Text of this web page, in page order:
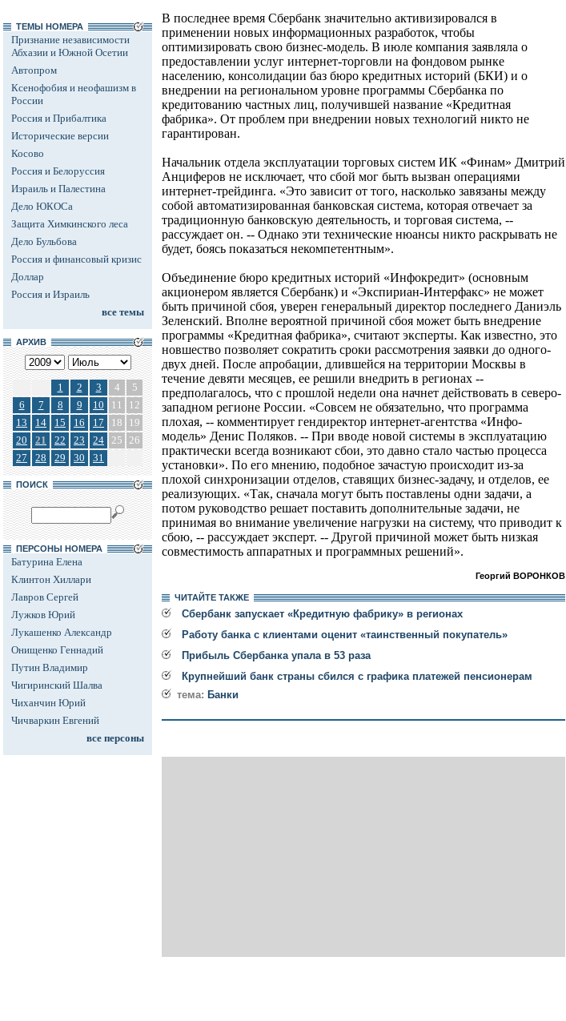
ТЕМЫ НОМЕРА
Признание независимости
Абхазии и Южной Осетии
Автопром
Ксенофобия и неофашизм в
России
Россия и Прибалтика
Исторические версии
Косово
Россия и Белоруссия
Израиль и Палестина
Дело ЮКОСа
Защита Химкинского леса
Дело Бульбова
Россия и финансовый кризис
Доллар
Россия и Израиль
все темы
АРХИВ
1 2 3 4
5
6
7 8 9 10 11
12
13
14 15 16 17 18
19
20
21 22 23 24 25 26
27
28 29 30 31
ПОИСК
ПЕРСОНЫ НОМЕРА
Батурина Елена
Клинтон Хиллари
Лавров Сергей
Лужков Юрий
Лукашенко Александр
Онищенко Геннадий
Путин Владимир
Чигиринский Шалва
Чиханчин Юрий
Чичваркин Евгений
все персоны
В последнее время Сбербанк значительно активизировался в
применении новых информационных разработок, чтобы
оптимизировать свою бизнес-модель. В июле компания заявляла о
предоставлении услуг интернет-торговли на фондовом рынке
населению, консолидации баз бюро кредитных историй (БКИ) и о
внедрении на региональном уровне программы Сбербанка по
кредитованию частных лиц, получившей название «Кредитная
фабрика». От проблем при внедрении новых технологий никто не
гарантирован.
Начальник отдела эксплуатации торговых систем ИК «Финам» Дмитрий
Анциферов не исключает, что сбой мог быть вызван операциями
интернет-трейдинга. «Это зависит от того, насколько завязаны между
собой автоматизированная банковская система, которая отвечает за
традиционную банковскую деятельность, и торговая система, --
рассуждает он. -- Однако эти технические нюансы никто раскрывать не
будет, боясь показаться некомпетентным».
Объединение бюро кредитных историй «Инфокредит» (основным
акционером является Сбербанк) и «Экспириан-Интерфакс» не может
быть причиной сбоя, уверен генеральный директор последнего Даниэль
Зеленский. Вполне вероятной причиной сбоя может быть внедрение
программы «Кредитная фабрика», считают эксперты. Как известно, это
новшество позволяет сократить сроки рассмотрения заявки до одного-
двух дней. После апробации, длившейся на территории Москвы в
течение девяти месяцев, ее решили внедрить в регионах --
предполагалось, что с прошлой недели она начнет действовать в северо-
западном регионе России. «Совсем не обязательно, что программа
плохая, -- комментирует гендиректор интернет-агентства «Инфо-
модель» Денис Поляков. -- При вводе новой системы в эксплуатацию
практически всегда возникают сбои, это давно стало частью процесса
установки». По его мнению, подобное зачастую происходит из-за
плохой синхронизации отделов, ставящих бизнес-задачу, и отделов, ее
реализующих. «Так, сначала могут быть поставлены одни задачи, а
потом руководство решает поставить дополнительные задачи, не
принимая во внимание увеличение нагрузки на систему, что приводит к
сбою, -- рассуждает эксперт. -- Другой причиной может быть низкая
совместимость аппаратных и программных решений».
Георгий ВОРОНКОВ
ЧИТАЙТЕ ТАКЖЕ
Сбербанк запускает «Кредитную фабрику» в регионах
Работу банка с клиентами оценит «таинственный покупатель»
Прибыль Сбербанка упала в 53 раза
Крупнейший банк страны сбился с графика платежей пенсионерам
тема: Банки